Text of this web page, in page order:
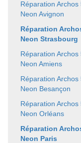
Réparation Archos
Neon Avignon
Réparation
Neon Strasbourg
Réparation Archos
Neon Amiens
Réparation Archos
Neon Besançon
Réparation Archos
Neon Orléans
Réparation
Neon Paris